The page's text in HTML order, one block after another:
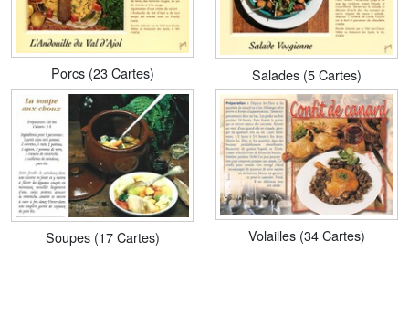
Porcs (23 Cartes) Salades (5 Cartes)
Soupes (17 Cartes) Volailles (34 Cartes)